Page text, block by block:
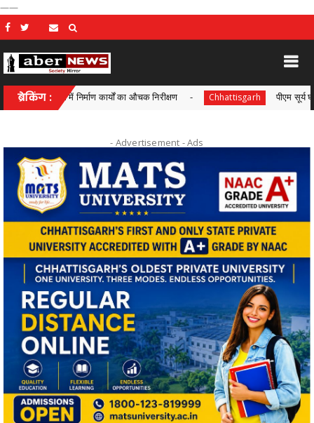
——
ब्रेकिंग :
में निर्माण कार्यों का औचक निरीक्षण Chhattisgarh पीएम सूर्य घर-मुफ्त
- Advertisement -Ads